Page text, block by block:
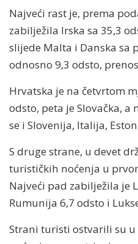
Najveći rast je, prema
zabilježila Irska sa 35,3
slijede Malta i Danska sa
odnosno 9,3 odsto,
Hrvatska je na četvrtom
odsto, peta je Slovačka, a
se i Slovenija, Italija,
S druge strane, u devet
turističkih noćenja u
Najveći pad zabilježila je
Rumunija 6,7 odsto i
Strani turisti ostvarili su u